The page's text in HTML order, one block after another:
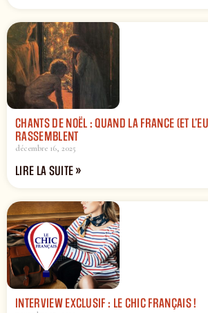
CHANTS DE NOËL : QUAND LA FRANCE (ET
RASSEMBLENT
décembre 16, 2025
LIRE LA SUITE »
INTERVIEW EXCLUSIF : LE CHIC FRANÇAIS !